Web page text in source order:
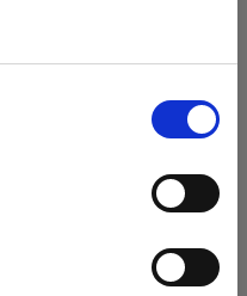
すか？
す。以下のブラウ